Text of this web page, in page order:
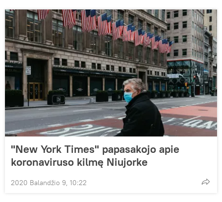
"New York Times" papasakojo apie
koronaviruso kilmę Niujorke
2020 Balandžio 9, 10:22